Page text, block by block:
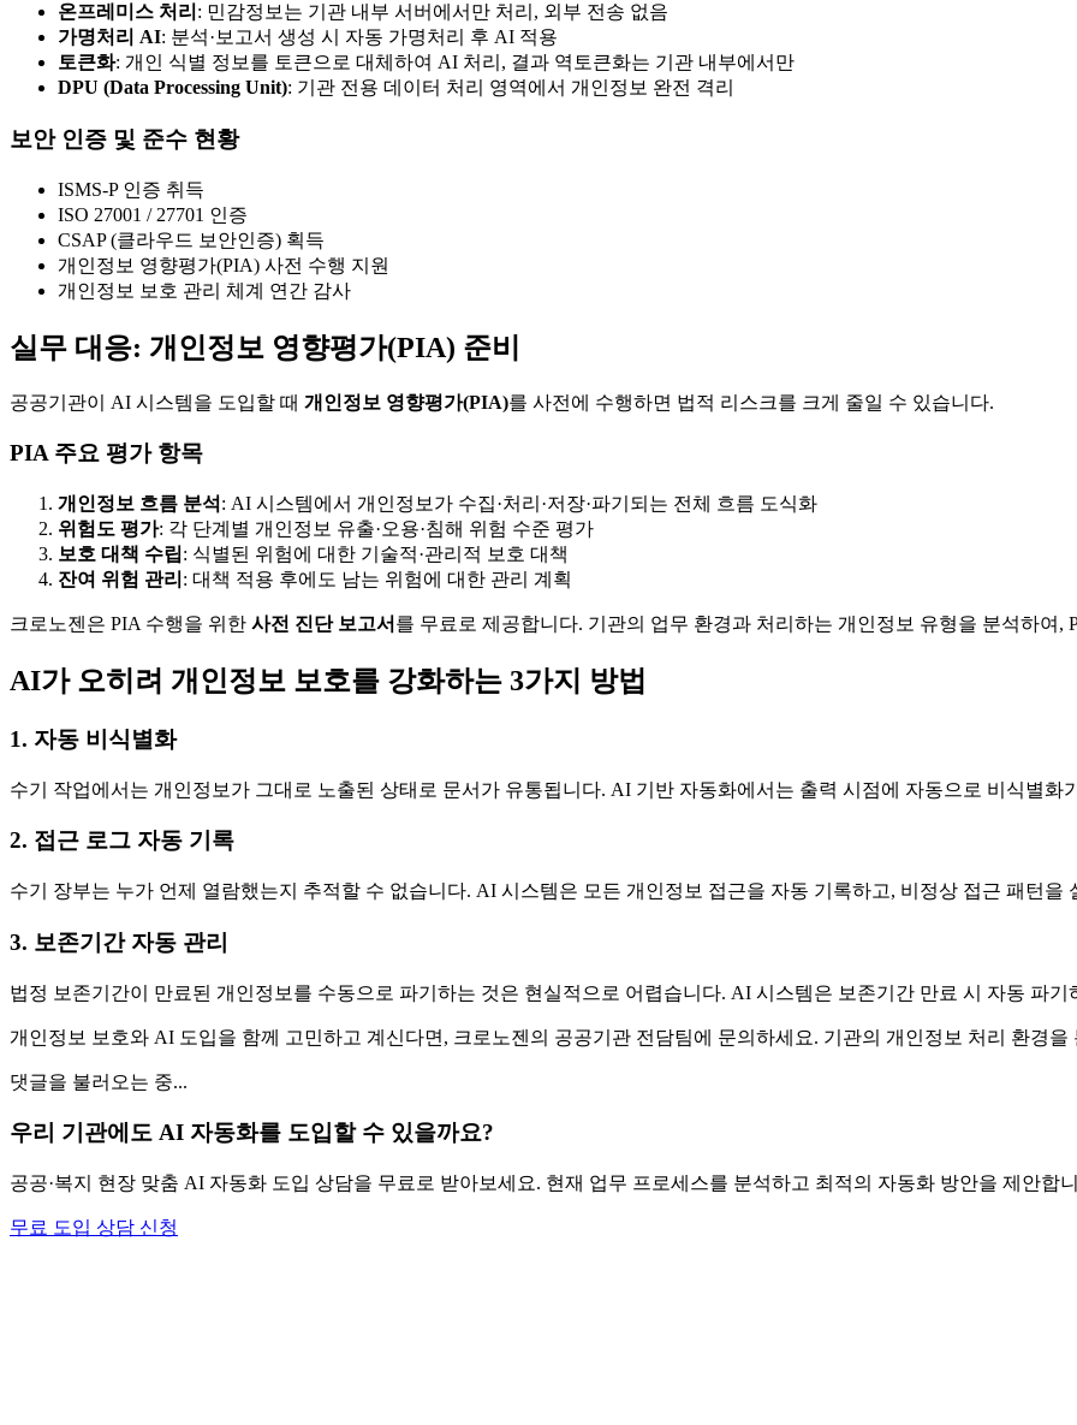
온프레미스 처리 : 민감정보는 기관 내부 서버에서만 처리, 외부 전송 없음
가명처리 AI: 분석·보고서 생성 시 자동 가명처리 후 AI 적용
토큰화: 개인 식별 정보를 토큰으로 대체하여 AI 처리, 결과 역토큰화는 기관 내부에서만
DPU (Data Processing Unit): 기관 전용 데이터 처리 영역에서 개인정보 완전 격리
보안 인증 및 준수 현황
ISMS-P 인증 취득
ISO 27001 / 27701 인증
CSAP (클라우드 보안인증) 획득
개인정보 영향평가(PIA) 사전 수행 지원
개인정보 보호 관리 체계 연간 감사
실무 대응: 개인정보 영향평가(PIA) 준비
공공기관이 AI 시스템을 도입할 때 개인정보 영향평가(PIA)를 사전에 수행하면 법적 리스크를 크게 줄일 수 있습니다.
PIA 주요 평가 항목
개인정보 흐름 분석 : AI 시스템에서 개인정보가 수집·처리·저장·파기되는 전체 흐름 도식화
위험도 평가: 각 단계별 개인정보 유출·오용·침해 위험 수준 평가
보호 대책 수립: 식별된 위험에 대한 기술적·관리적 보호 대책
잔여 위험 관리 : 대책 적용 후에도 남는 위험에 대한 관리 계획
크로노젠은 PIA 수행을 위한 사전 진단 보고서 를 무료로 제공합니다. 기관의 업무 환경과 처리하는 개인정보 유형을 분석하여,
AI가 오히려 개인정보 보호를 강화하는 3가지 방법
1. 자동 비식별화
수기 작업에서는 개인정보가 그대로 노출된 상태로 문서가 유통됩니다. AI 기반 자동화에서는 출력 시점에 자동으로 비식별
2. 접근 로그 자동 기록
수기 장부는 누가 언제 열람했는지 추적할 수 없습니다. AI 시스템은 모든 개인정보 접근을 자동 기록하고, 비정상 접근 패턴을
3. 보존기간 자동 관리
법정 보존기간이 만료된 개인정보를 수동으로 파기하는 것은 현실적으로 어렵습니다. AI 시스템은 보존기간 만료 시 자동 파기
개인정보 보호와 AI 도입을 함께 고민하고 계신다면, 크로노젠의 공공기관 전담팀에 문의하세요. 기관의 개인정보 처리 환경
댓글을 불러오는 중...
우리 기관에도 AI 자동화를 도입할 수 있을까요?
공공·복지 현장 맞춤 AI 자동화 도입 상담을 무료로 받아보세요. 현재 업무 프로세스를 분석하고 최적의 자동화 방안을 제안합
무료 도입 상담 신청